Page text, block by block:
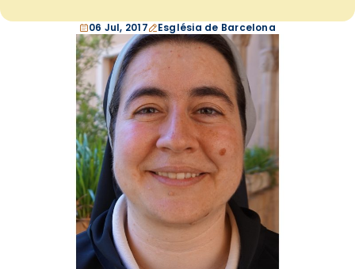
06 Jul, 2017 Església de Barcelona